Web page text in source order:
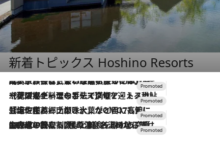
新着トピックス Hoshino Resorts
2026.7.31
【ホテル帰省】という選択肢をOMOが提案。家族とほどよい距離を保つには「昼は実家、夜は気兼ねなくホテルで！」
2026.7.24
【夏限定ディナーコース】旬を迎える稚鮎や花ズッキーニなどをイタリア・トスカーナの郷土料理の手法で満喫！
2026.7.17
「土佐和ハーブかき氷」がOMO7高知に登場！生姜、山椒、大葉など目にも舌にも涼を呼ぶ郷土の味
2026.7.10
NEW OPEN！【界 草津】名湯の地に誕生。趣の異なる2種の温泉と上州ならではの会席・蕎麦割烹など美食を味わう究極の癒やし旅